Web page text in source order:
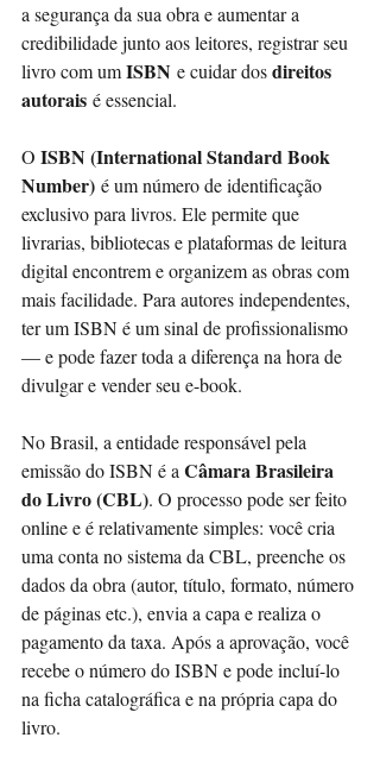
a segurança da sua obra e aumentar a
credibilidade junto aos leitores, registrar seu
livro com um ISBN e cuidar dos direitos
autorais é essencial.
O ISBN (International Standard Book
Number) é um número de identificação
exclusivo para livros. Ele permite que
livrarias, bibliotecas e plataformas de leitura
digital encontrem e organizem as obras com
mais facilidade. Para autores independentes,
ter um ISBN é um sinal de profissionalismo
— e pode fazer toda a diferença na hora de
divulgar e vender seu e-book.
No Brasil, a entidade responsável pela
emissão do ISBN é a Câmara Brasileira
do Livro (CBL). O processo pode ser feito
online e é relativamente simples: você cria
uma conta no sistema da CBL, preenche os
dados da obra (autor, título, formato, número
de páginas etc.), envia a capa e realiza o
pagamento da taxa. Após a aprovação, você
recebe o número do ISBN e pode incluí-lo
na ficha catalográfica e na própria capa do
livro.